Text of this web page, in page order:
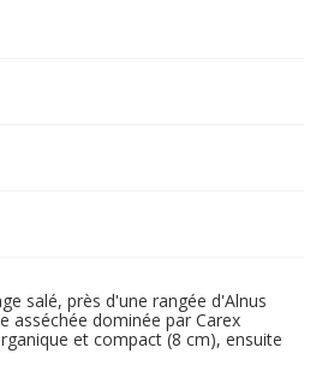
salé, près d'une rangée d'Alnus
asséchée dominée par Carex
et compact (8 cm), ensuite